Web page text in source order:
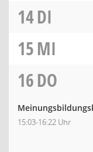
14DI
15MI
16DO
15:03-16:22 Uhr